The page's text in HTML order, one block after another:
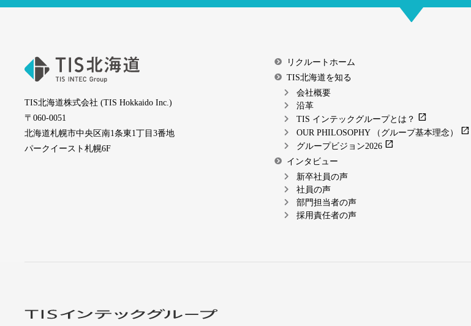
TIS北海道株式会社 (TIS Hokkaido Inc.)
〒060-0051
北海道札幌市中央区南1条東1丁目3番地
パークイースト札幌6F
リクルートホーム
TIS北海道を知る
会社概要
沿革
TIS インテックグループとは？
open_in_new
OUR PHILOSOPHY （グループ基本理念）
open_in_new
グループビジョン2026
open_in_new
インタビュー
新卒社員の声
社員の声
部門担当者の声
採用責任者の声